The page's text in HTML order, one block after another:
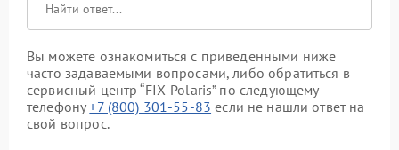
Вы можете ознакомиться с приведенными ниже
часто задаваемыми вопросами, либо обратиться в
сервисный центр “FIX-Polaris” по следующему
телефону+7 (800) 301-55-83 если не нашли ответ на
свой вопрос.